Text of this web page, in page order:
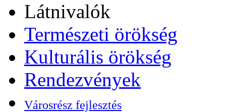
Látnivalók
Természeti örökség
Kulturális örökség
Rendezvények
Városrész fejlesztés